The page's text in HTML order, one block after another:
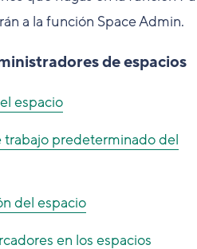
a la función Space Admin.
de espacios
espacio
predeterminado del
del espacio
en los espacios